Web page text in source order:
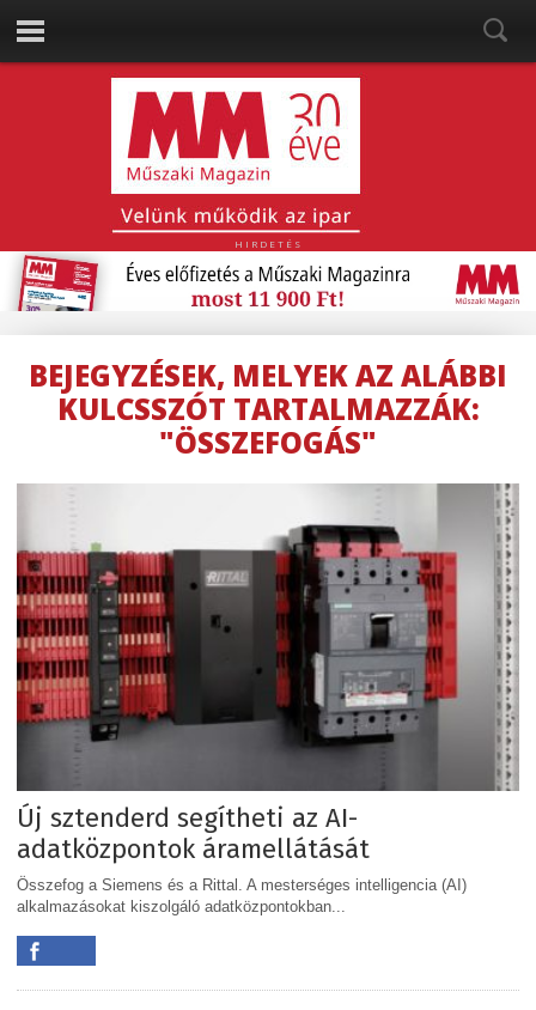
HIRDETÉS
BEJEGYZÉSEK, MELYEK AZ ALÁBBI
KULCSSZÓT TARTALMAZZÁK:
"ÖSSZEFOGÁS"
Új sztenderd segítheti az AI-
adatközpontok áramellátását
Összefog a Siemens és a Rittal. A mesterséges intelligencia (AI)
alkalmazásokat kiszolgáló adatközpontokban...